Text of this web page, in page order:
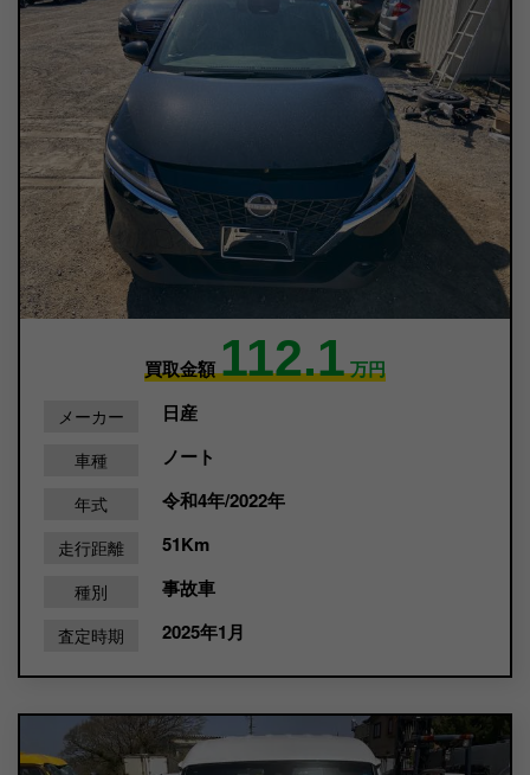
買取金額112.1万円
メーカー 日産
車種 ノート
年式 令和4年/2022年
走行距離 51Km
種別 事故車
査定時期 2025年1月